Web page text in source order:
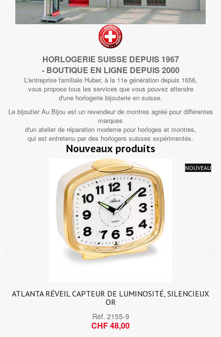
HORLOGERIE SUISSE DEPUIS 1967
- BOUTIQUE EN LIGNE DEPUIS 2000
L'entreprise familiale Huber, à la 11e génération depuis 1656,
vous propose tous les services que vous pouvez attendre
d'une horlogerie bijouterie en suisse.
Le bijoutier Au Bijou est un revendeur de montres agréé pour différentes
marques
d'un atelier de réparation moderne pour horloges et montres,
qui est entretenu par des horlogers suisses expérimentés.
Nouveaux produits
NOUVEAU
ATLANTA RÉVEIL CAPTEUR DE LUMINOSITÉ, SILENCIEUX
OR
Réf. 2155-9
CHF 48,00